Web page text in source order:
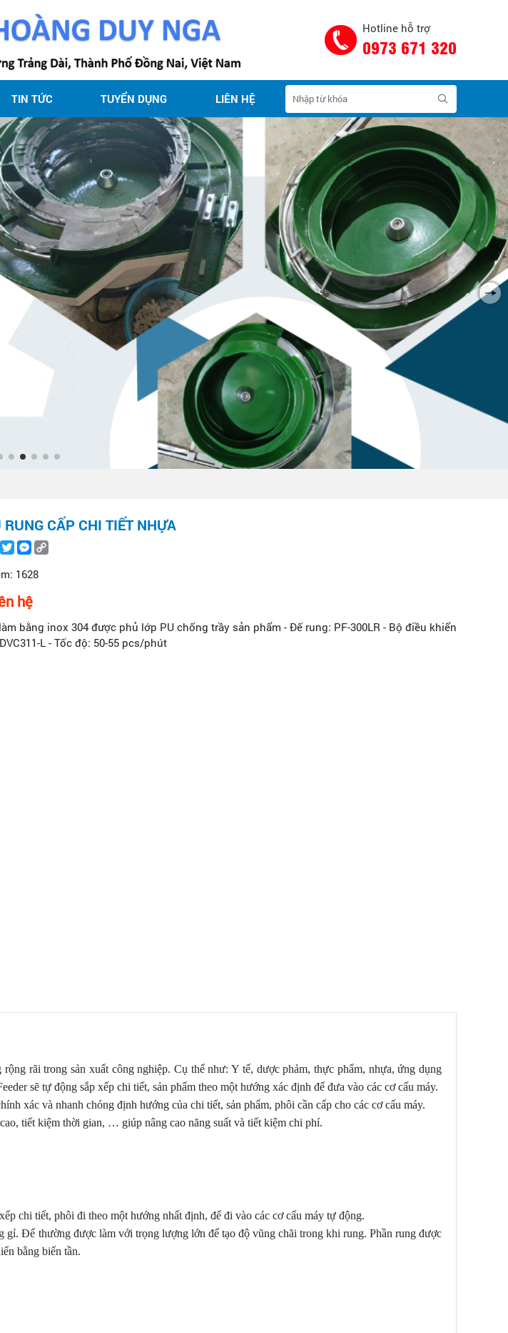
Hotline hỗ trợ
0973 671 320
TIN TỨC TUYỂN DỤNG LIÊN HỆ
RUNG CẤP CHI TIẾT NHỰA
Facebook
TwitterMessenger
1628
hệ
bằng inox 304 được phủ lớp PU chống trầy sản phẩm - Đế rung: PF-300LR - Bộ điều khiển
L - Tốc độ: 50-55 pcs/phút
rãi trong sản xuất công nghiệp. Cụ thể như: Y tế, dược phảm, thực phẩm, nhựa, ứng dụng
sẽ tự động sắp xếp chi tiết, sản phẩm theo một hướng xác định để đưa vào các cơ cấu máy.
xác và nhanh chóng định hướng của chi tiết, sản phẩm, phôi cần cấp cho các cơ cấu máy.
tiết kiệm thời gian, … giúp nâng cao năng suất và tiết kiệm chi phí.
chi tiết, phôi đi theo một hướng nhất định, để đi vào các cơ cấu máy tự động.
gỉ. Đế thường được làm với trọng lượng lớn để tạo độ vũng chãi trong khi rung. Phần rung được
bằng biến tần.